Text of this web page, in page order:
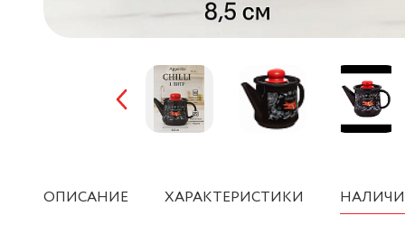
ОПИСАНИЕ ХАРАКТЕРИСТИКИ